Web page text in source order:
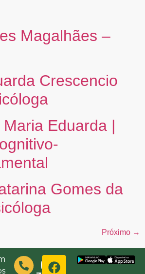
Magalhães –
Crescencio
Eduarda |
Gomes da
Próximo →
(48)